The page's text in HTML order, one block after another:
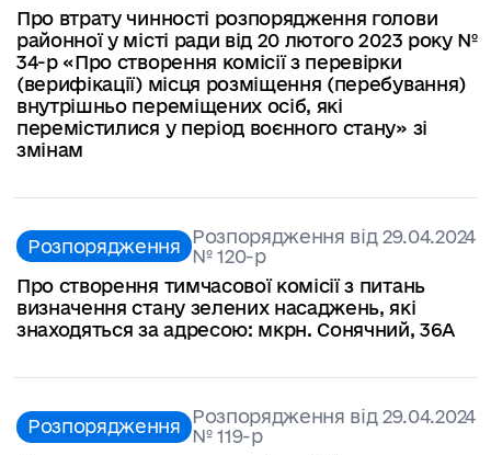
Про втрату чинності розпорядження голови
районної у місті ради від 20 лютого 2023 року №
34-р «Про створення комісії з перевірки
(верифікації) місця розміщення (перебування)
внутрішньо переміщених осіб, які
перемістилися у період воєнного стану» зі
змінам
Розпорядження Розпорядження від 29.04.2024
№ 120-р
Про створення тимчасової комісії з питань
визначення стану зелених насаджень, які
знаходяться за адресою: мкрн. Сонячний, 36А
Розпорядження Розпорядження від 29.04.2024
№ 119-р